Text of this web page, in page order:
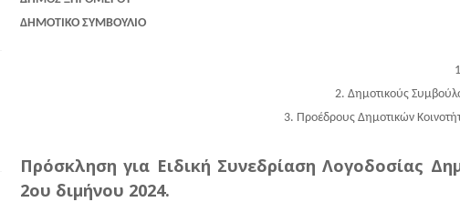
ΔΗΜΟΤΙΚΟ ΣΥΜΒΟΥΛΙΟ
2. Δημοτικούς
3. Προέδρους Δημοτικών
Πρόσκληση για Ειδική Συνεδρίαση Λογοδοσίας
2ου διμήνου 2024.